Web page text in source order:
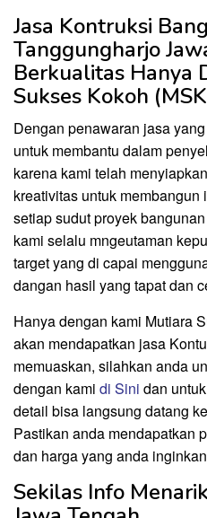
Jasa Kontruksi
Tanggungharjo
Berkualitas Hanya
Sukses Kokoh
Dengan penawaran jasa
untuk membantu dalam
karena kami telah
kreativitas untuk
setiap sudut proyek
kami selalu mngeutaman
target yang di capai
dangan hasil yang tapat dan
Hanya dengan kami Mutiara
akan mendapatkan jasa
memuaskan, silahkan anda
dengan kami di Sini dan
detail bisa langsung datang
Pastikan anda mendapatkan
dan harga yang anda
Sekilas Info